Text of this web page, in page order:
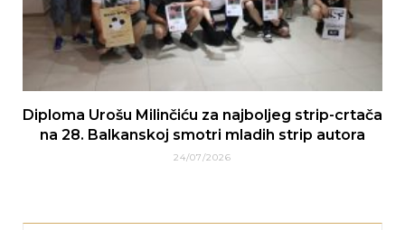
Diploma Urošu Milinčiću za najboljeg strip-crtača
na 28. Balkanskoj smotri mladih strip autora
24/07/2026